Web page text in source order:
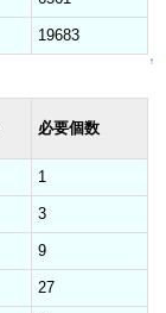
19683
↑
必要個数
1
3
9
27